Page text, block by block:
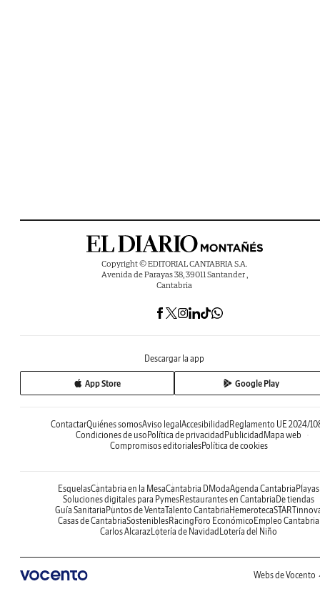
Copyright © EDITORIAL CANTABRIA S.A.
Avenida de Parayas 38, 39011 Santander ,
Cantabria
Descargar la app
App Store Google Play
ContactarQuiénes somosAviso legal Accesibilidad Reglamento UE 2024/
Condiciones de uso Política de privacidad Publicidad Mapa web
Compromisos editorialesPolítica de cookies
EsquelasCantabria en la MesaCantabria DModaAgenda Cantabria Playas
Soluciones digitales para PymesRestaurantes en Cantabria De tiendas
Guía Sanitaria Puntos de VentaTalento Cantabria Hemeroteca
Casas de CantabriaSosteniblesRacing Foro Económico Empleo Cantabria
Carlos AlcarazLotería de Navidad Lotería del Niño
Webs de Vocento